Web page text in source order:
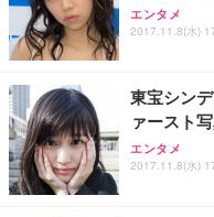
エンタメ
2017.11.8(水)
東宝シン
ァースト
エンタメ
2017.11.8(水)